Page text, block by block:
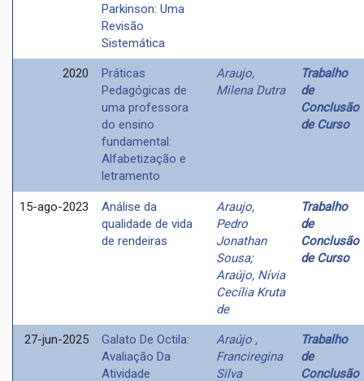
Parkinson: Uma
Revisão
Sistemática
2020
Práticas
Pedagógicas de
uma professora
do ensino
fundamental:
Alfabetização e
letramento
Araujo,
Milena Dutra
Trabalho
de
Conclusão
de Curso
15-ago-2023
Análise da
qualidade de vida
de rendeiras
Araujo,
Pedro
Jonathan
Sousa;
Araújo, Nívia
Cecília Kruta
de
Trabalho
de
Conclusão
de Curso
27-jun-2025
Galato De Octila:
Avaliação Da
Atividade
Araújo ,
Franciregina
Silva
Trabalho
de
Conclusão